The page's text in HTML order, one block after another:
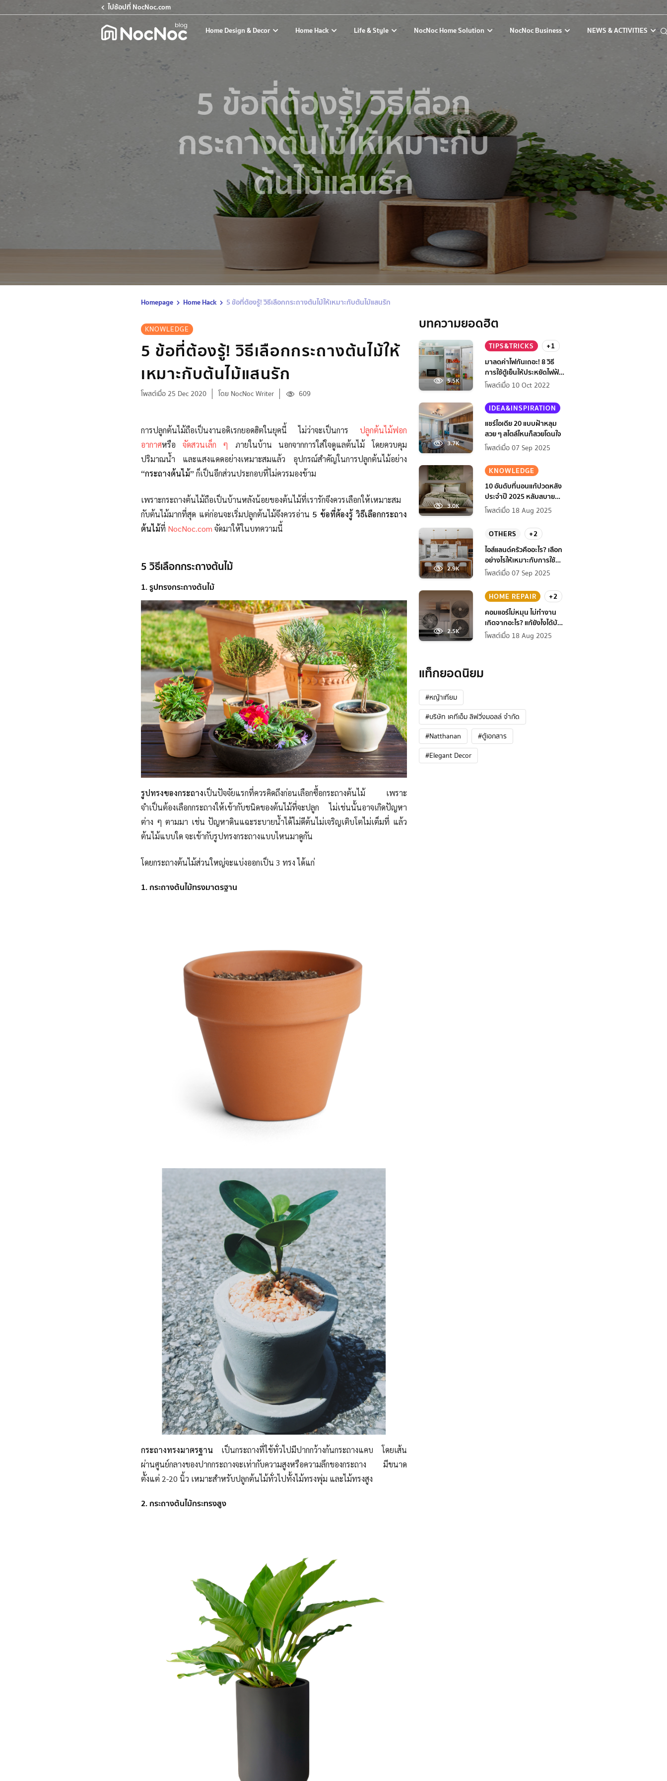
ไปช้อปที่ NocNoc.com
Home Design & Decor Home Hack Life & Style NocNoc Home Solution NocNoc Business NEWS & ACTIVITIES
5 ข้อที่ต้องรู้! วิธีเลือก
กระถางต้นไม้ให้เหมาะกับ
ต้นไม้แสนรัก
Homepage Home Hack 5 ข้อที่ต้องรู้! วิธีเลือกกระถางต้นไม้ให้เหมาะกับต้นไม้แสนรัก
KNOWLEDGE
5 ข้อที่ต้องรู้! วิธีเลือกกระถางต้นไม้ให้
เหมาะกับต้นไม้แสนรัก
โพสต์เมื่อ 25 Dec 2020 โดย NocNoc Writer 609
การปลูกต้นไม้ถือเป็นงานอดิเรกยอดฮิตในยุคนี้ ไม่ว่าจะเป็นการ ปลูกต้นไม้ฟอก
อากาศหรือ จัดสวนเล็ก ๆ
ภายในบ้าน นอกจากการใส่ใจดูแลต้นไม้ โดยควบคุม
ปริมาณน้ำ และแสงแดดอย่างเหมาะสมแล้ว อุปกรณ์สำคัญในการปลูกต้นไม้อย่าง
“กระถางต้นไม้” ก็เป็นอีกส่วนประกอบที่ไม่ควรมองข้าม
เพราะกระถางต้นไม้ถือเป็นบ้านหลังน้อยของต้นไม้ที่เรารักจึงควรเลือกให้เหมาะสม
กับต้นไม้มากที่สุด แต่ก่อนจะเริ่มปลูกต้นไม้จึงควรอ่าน 5 ข้อที่ต้องรู้ วิธีเลือกกระถาง
ต้นไม้ที่ NocNoc.com จัดมาให้ในบทความนี้
5 วิธีเลือกกระถางต้นไม้
1. รูปทรงกระถางต้นไม้
รูปทรงของกระถางเป็นปัจจัยแรกที่ควรคิดถึงก่อนเลือกซื้อกระถางต้นไม้ เพราะ
จำเป็นต้องเลือกกระถางให้เข้ากับชนิดของต้นไม้ที่จะปลูก ไม่เช่นนั้นอาจเกิดปัญหา
ต่าง ๆ ตามมา เช่น ปัญหาดินแฉะระบายน้ำได้ไม่ดีต้นไม่เจริญเติบโตไม่เต็มที่ แล้ว
ต้นไม้แบบใด จะเข้ากับรูปทรงกระถางแบบไหนมาดูกัน
โดยกระถางต้นไม้ส่วนใหญ่จะแบ่งออกเป็น 3 ทรง ได้แก่
1. กระถางต้นไม้ทรงมาตรฐาน
กระถางทรงมาตรฐานเป็นกระถางที่ใช้ทั่วไปมีปากกว้างก้นกระถางแคบ โดยเส้น
ผ่านศูนย์กลางของปากกระถางจะเท่ากับความสูงหรือความลึกของกระถาง มีขนาด
ตั้งแต่ 2-20 นิ้ว เหมาะสำหรับปลูกต้นไม้ทั่วไปทั้งไม้ทรงพุ่ม และไม้ทรงสูง
2. กระถางต้นไม้กระทรงสูง
บทความยอดฮิต
5.5K
TIPS&TRICKS
+1
มาลดค่าไฟกันเถอะ! 8 วิธี
การใช้ตู้เย็นให้ประหยัดไฟฟ้า
กว่าเดิม
โพสต์เมื่อ 10 Oct 2022
3.7K
IDEA&INSPIRATION
แชร์ไอเดีย 20 แบบฝ้าหลุม
สวย ๆ สไตล์ไหนก็สวยโดนใจ
โพสต์เมื่อ 07 Sep 2025
3.0K
KNOWLEDGE
10 อันดับที่นอนแก้ปวดหลัง
ประจำปี 2025 หลับสบาย
สุขภาพดียิ่งกว่าเดิม
โพสต์เมื่อ 18 Aug 2025
2.9K
OTHERS
+2
ไอส์แลนด์ครัวคืออะไร? เลือก
อย่างไรให้เหมาะกับการใช้
งานที่บ้าน
โพสต์เมื่อ 07 Sep 2025
2.5K
HOME REPAIR
+2
คอมแอร์ไม่หมุน ไม่ทํางาน
เกิดจากอะไร? แก้ยังไงได้บ้าง
ก่อนแอร์พัง!
โพสต์เมื่อ 18 Aug 2025
แท็กยอดนิยม
#หญ้าเทียม
#บริษัท เคทีเอ็ม ลิฟวิ่งมอลล์ จำกัด
#Natthanan
#ตู้เอกสาร
#Elegant Decor